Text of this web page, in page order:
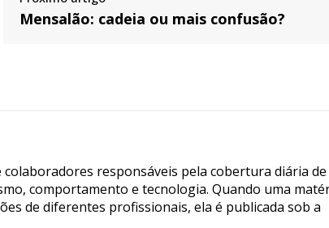
Mensalão: cadeia ou mais confusão?
responsáveis pela cobertura diária de
comportamento e tecnologia. Quando uma
de diferentes profissionais, ela é publicada sob a